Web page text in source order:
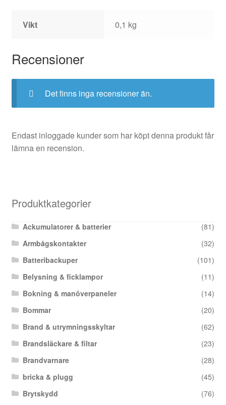
Vikt 0,1 kg
Recensioner
Det finns inga recensioner än.
Endast inloggade kunder som har köpt denna produkt får
lämna en recension.
Produktkategorier
Ackumulatorer & batterier
(81)
Armbågskontakter
(32)
Batteribackuper
(101)
Belysning & ficklampor
(11)
Bokning & manöverpaneler
(14)
Bommar
(20)
Brand & utrymningsskyltar
(62)
Brandsläckare & filtar
(23)
Brandvarnare
(28)
bricka & plugg
(45)
Brytskydd
(76)